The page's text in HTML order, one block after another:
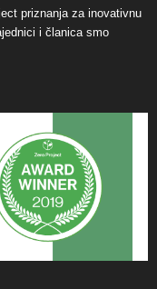
priznanja za inovativnu
i članica smo